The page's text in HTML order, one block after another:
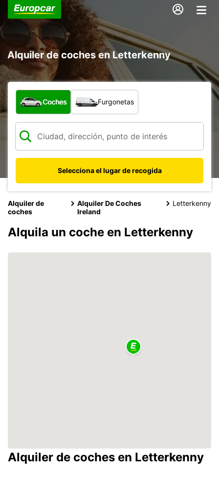
Alquiler de coches en Letterkenny
¿Qué tipo de vehículo?
Coches Furgonetas
Selecciona el lugar de recogida
Alquiler de
coches
Alquiler De Coches
Ireland
Letterkenny
Alquila un coche en Letterkenny
Alquiler de coches en Letterkenny